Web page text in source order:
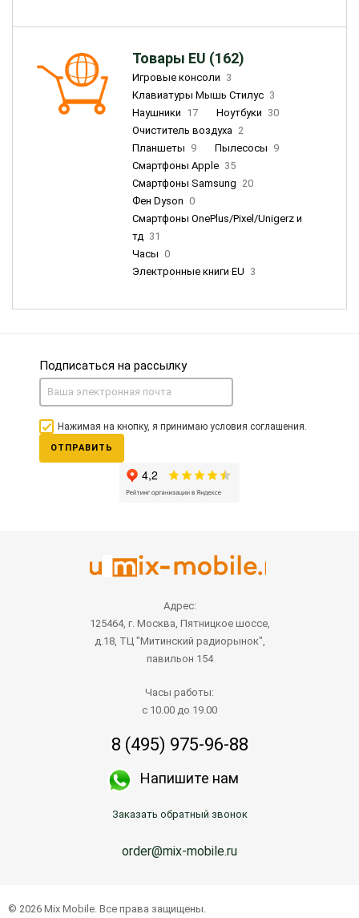
Товары EU (162)
Игровые консоли 3
Клавиатуры Мышь Стилус 3
Наушники 17 Ноутбуки 30
Очиститель воздуха 2
Планшеты 9 Пылесосы 9
Смартфоны Apple 35
Смартфоны Samsung 20
Фен Dyson 0
Смартфоны OnePlus/Pixel/Unigerz и
тд 31
Часы 0
Электронные книги EU 3
Подписаться на рассылку
Нажимая на кнопку, я принимаю условия соглашения.
ОТПРАВИТЬ
Адрес:
125464, г. Москва, Пятницкое шоссе,
д.18, ТЦ "Митинский радиорынок",
павильон 154
Часы работы:
с 10.00 до 19.00
8 (495) 975-96-88
Напишите нам
Заказать обратный звонок
order@mix-mobile.ru
© 2026 Mix Mobile. Все права защищены.